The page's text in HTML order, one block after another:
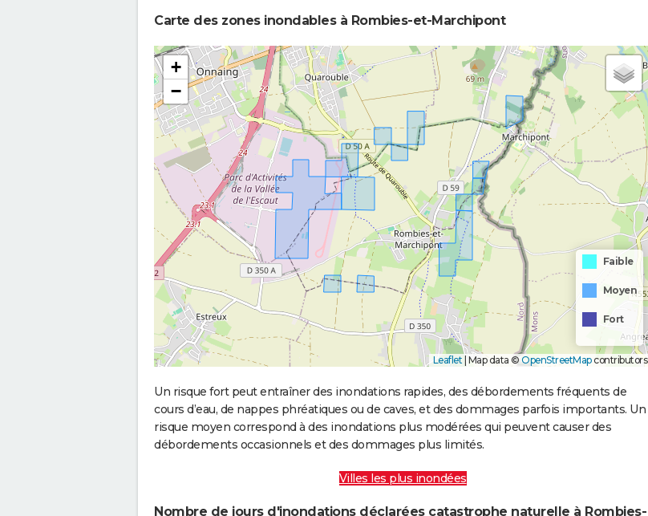
Carte des zones inondables à Rombies-et-Marchipont
+
−
Faible
Moyen
Fort
Leaflet Map data © OpenStreetMapcontributors
Un risque fort peut entraîner des inondations rapides, des débordements fréquents de
cours d’eau, de nappes phréatiques ou de caves, et des dommages parfois importants. Un
risque moyen correspond à des inondations plus modérées qui peuvent causer des
débordements occasionnels et des dommages plus limités.
Villes les plus inondées
Nombre de jours d'inondations déclarées catastrophe naturelle à Rombies-